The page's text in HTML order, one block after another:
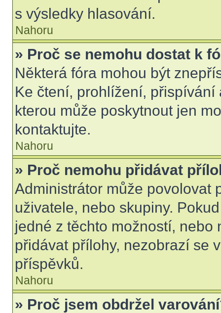
s výsledky hlasování.
Nahoru
» Proč se nemohu dostat k
Některá fóra mohou být
Ke čtení, prohlížení,
kterou může poskytnout jen
kontaktujte.
Nahoru
» Proč nemohu přidávat
Administrátor může povolovat
uživatele, nebo skupiny.
jedné z těchto možností,
přidávat přílohy, nezobrazí se
příspěvků.
Nahoru
» Proč jsem obdržel